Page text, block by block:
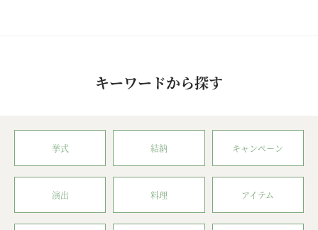
キーワードから探す
挙式 結納 キャンペーン
演出 料理 アイテム